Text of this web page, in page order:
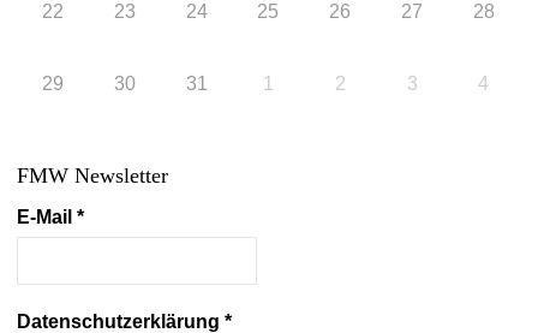
22 23 24 25 26 27 28
29 30 31 1 2 3 4
FMW Newsletter
E-Mail *
Datenschutzerklärung *